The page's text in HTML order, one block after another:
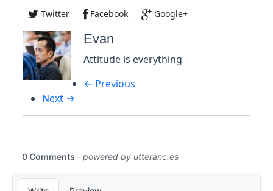
Twitter Facebook Google+
Evan
Attitude is everything
← Previous
Next →